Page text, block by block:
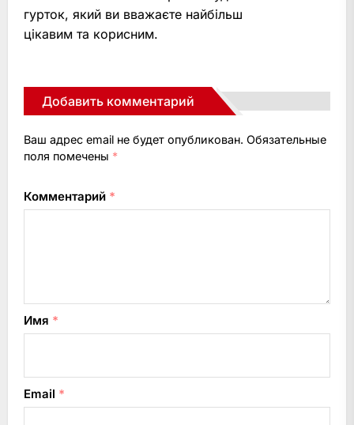
гурток, який ви вважаєте найбільш
цікавим та корисним.
Добавить комментарий
Ваш адрес email не будет опубликован. Обязательные
поля помечены *
Комментарий *
Имя *
Email *